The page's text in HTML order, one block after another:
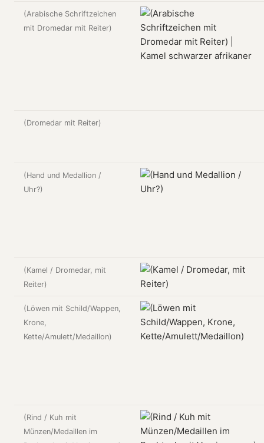
(Arabische Schriftzeichen
mit Dromedar mit Reiter)
(Dromedar mit Reiter)
(Hand und Medallion /
Uhr?)
(Kamel / Dromedar, mit
Reiter)
(Löwen mit Schild/Wappen,
Krone,
Kette/Amulett/Medaillon)
(Rind / Kuh mit
Münzen/Medaillen im